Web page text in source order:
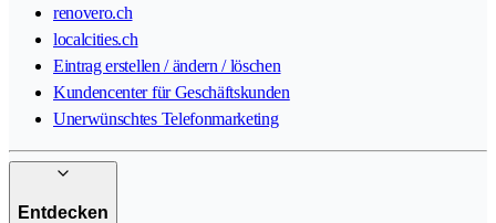
renovero.ch
localcities.ch
Eintrag erstellen / ändern / löschen
Kundencenter für Geschäftskunden
Unerwünschtes Telefonmarketing
Entdecken